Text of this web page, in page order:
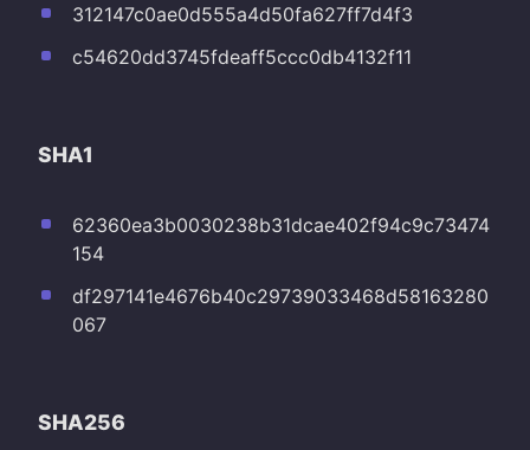
312147c0ae0d555a4d50fa627ff7d4f3
c54620dd3745fdeaff5ccc0db4132f11
SHA1
62360ea3b0030238b31dcae402f94c9c73474
154
df297141e4676b40c29739033468d58163280
067
SHA256